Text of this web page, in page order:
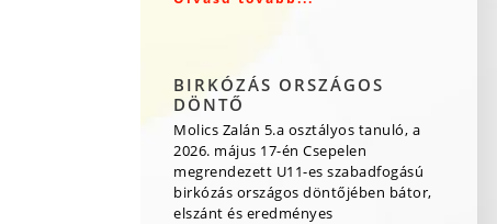
BIRKÓZÁS ORSZÁGOS
DÖNTŐ
Molics Zalán 5.a osztályos tanuló, a
2026. május 17-én Csepelen
megrendezett U11-es szabadfogású
birkózás országos döntőjében bátor,
elszánt és eredményes